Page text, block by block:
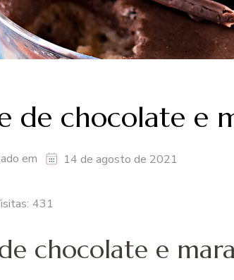
de chocolate e
em 14 de agosto de 2021
431
chocolate e